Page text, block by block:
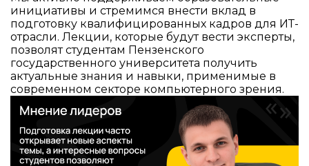
инициативы и стремимся внести вклад в
подготовку квалифицированных кадров для ИТ-
отрасли. Лекции, которые будут вести эксперты,
позволят студентам Пензенского
государственного университета получить
актуальные знания и навыки, применимые в
современном секторе компьютерного зрения.